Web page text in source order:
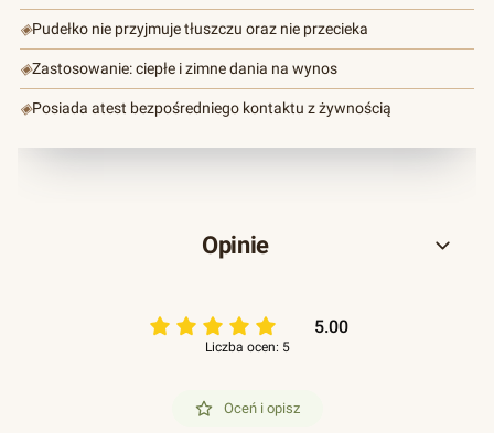
◈Pudełko nie przyjmuje tłuszczu oraz nie przecieka
◈Zastosowanie: ciepłe i zimne dania na wynos
◈Posiada atest bezpośredniego kontaktu z żywnością
Opinie
5.00
Liczba ocen: 5
Oceń i opisz